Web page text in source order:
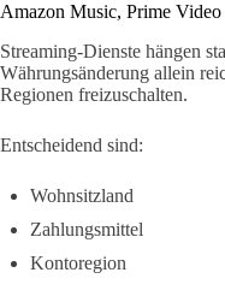
Amazon Music, Prime
Streaming-Dienste hängen
Währungsänderung allein
Regionen freizuschalten.
Entscheidend sind:
Wohnsitzland
Zahlungsmittel
Kontoregion